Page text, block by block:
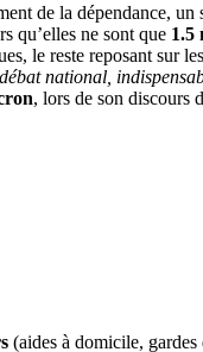
de la dépendance,
qu’elles ne sont que 1.5
le reste reposant sur
national,
, lors de son discours
(aides à domicile,